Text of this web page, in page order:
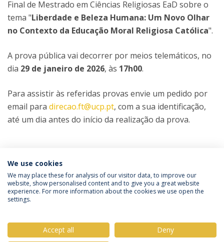
Final de Mestrado em Ciências Religiosas EaD sobre o
tema "Liberdade e Beleza Humana: Um Novo Olhar
no Contexto da Educação Moral Religiosa Católica".
A prova pública vai decorrer por meios telemáticos, no
dia 29 de janeiro de 2026, às 17h00.
Para assistir às referidas provas envie um pedido por
email para direcao.ft@ucp.pt, com a sua identificação,
até um dia antes do início da realização da prova.
Mestrado em Ciências Religiosas
Política de Privacidade
Termos & Condições
We use cookies
We may place these for analysis of our visitor data, to improve our
website, show personalised content and to give you a great website
experience. For more information about the cookies we use open the
settings.
Accept all Deny